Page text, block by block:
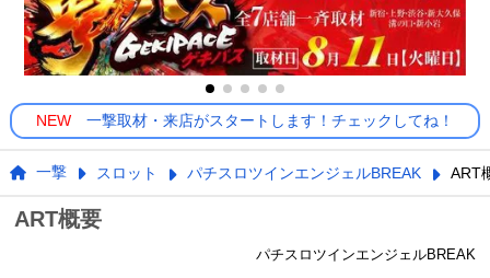
NEW 一撃取材・来店がスタートします！チェックしてね！
一撃 スロット パチスロツインエンジェルBREAK ART
ART概要
パチスロツインエンジェルBREAK